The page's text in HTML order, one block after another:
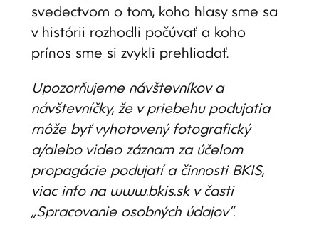
svedectvom o tom, koho hlasy sme sa
v histórii rozhodli počúvať a koho
prínos sme si zvykli prehliadať.
Upozorňujeme návštevníkov a
návštevníčky, že v priebehu podujatia
môže byť vyhotovený fotografický
a/alebo video záznam za účelom
propagácie podujatí a činnosti BKIS,
viac info na www.bkis.sk v časti
„Spracovanie osobných údajov“.